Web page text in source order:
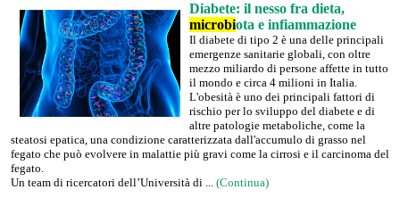
Diabete: il nesso fra dieta,
microbiota e infiammazione
Il diabete di tipo 2 è una delle principali
emergenze sanitarie globali, con oltre
mezzo miliardo di persone affette in tutto
il mondo e circa 4 milioni in Italia.
L'obesità è uno dei principali fattori di
rischio per lo sviluppo del diabete e di
altre patologie metaboliche, come la
steatosi epatica, una condizione caratterizzata dall'accumulo di grasso nel
fegato che può evolvere in malattie più gravi come la cirrosi e il carcinoma del
fegato.
Un team di ricercatori dell’Università di ... (Continua)